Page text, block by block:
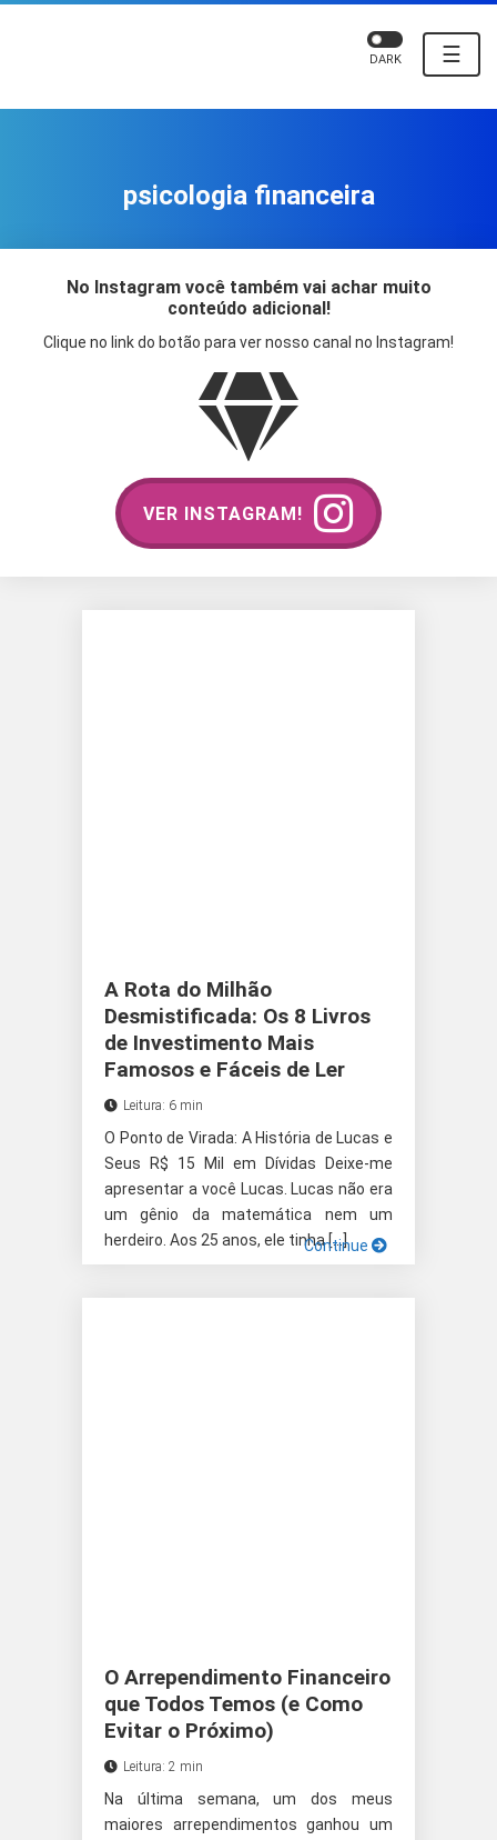
☰
DARK
psicologia financeira
No Instagram você também vai achar muito
conteúdo adicional!
Clique no link do botão para ver nosso canal no Instagram!
VER INSTAGRAM!
A Rota do Milhão
Desmistificada: Os 8 Livros
de Investimento Mais
Famosos e Fáceis de Ler
Leitura: 6 min
O Ponto de Virada: A História de Lucas e
Seus R$ 15 Mil em Dívidas Deixe-me
apresentar a você Lucas. Lucas não era
um gênio da matemática nem um
herdeiro. Aos 25 anos, ele tinha […]
Continue
O Arrependimento Financeiro
que Todos Temos (e Como
Evitar o Próximo)
Leitura: 2 min
Na última semana, um dos meus
maiores arrependimentos ganhou um